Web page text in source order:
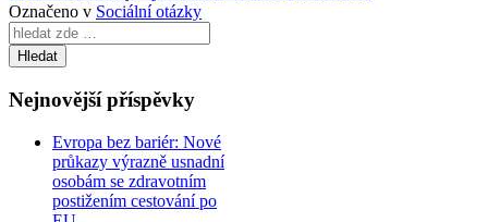
Označeno v Sociální otázky
Search
for:
Nejnovější příspěvky
Evropa bez bariér: Nové
průkazy výrazně usnadní
osobám se zdravotním
postižením cestování po